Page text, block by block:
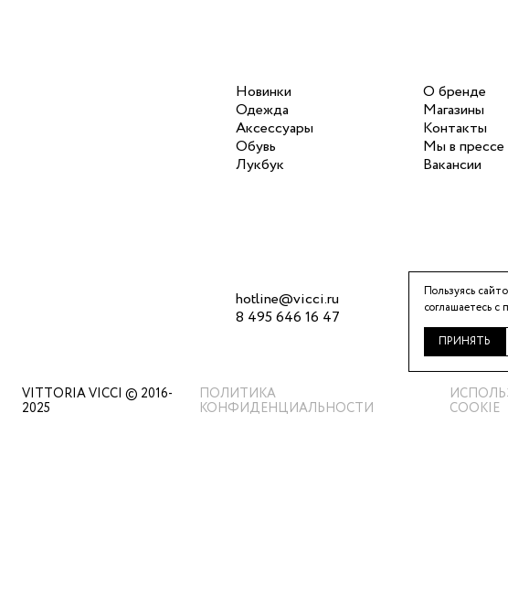
Новинки
Одежда
Аксессуары
Обувь
Лукбук
hotline@vicci.ru
8 495 646 16 47
О бренде
Магазины
Контакты
Мы в прессе
Вакансии
Telegram
ВКонтакте
VITTORIA VICCI © 2016-
2025
ПОЛИТИКА
КОНФИДЕНЦИАЛЬНОСТИ
COOKIE
Пользуясь
соглашаетесь с
ПРИНЯТЬ